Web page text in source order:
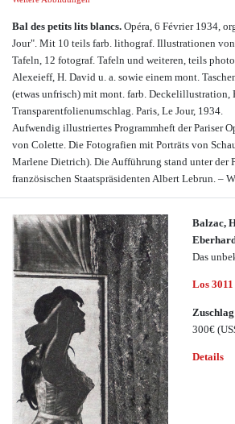
Bal des petits lits blancs. Opéra, 6 Février 1934,
Jour". Mit 10 teils farb. lithograf. Illustrationen von
Tafeln, 12 fotograf. Tafeln und weiteren, teils
Alexeieff, H. David u. a. sowie einem mont.
(etwas unfrisch) mit mont. farb. Deckelillustration,
Transparentfolienumschlag. Paris, Le Jour, 1934.
Aufwendig illustriertes Programmheft der Pariser
von Colette. Die Fotografien mit Porträts von
Marlene Dietrich). Die Aufführung stand unter der
französischen Staatspräsidenten Albert Lebrun. –
Balzac,
Das
Los 3011
Zuschlag
300€
Details